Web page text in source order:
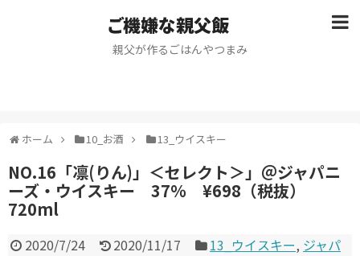
ご機嫌な親父飯
親父が作るごはんやつまみ
ホーム 10_お酒 13_ウイスキー
NO.16「凛(りん)」＜セレクト＞」＠ジャパニ
ーズ・ウイスキー 37％ ¥698（税抜）
720ml
2020/7/24 2020/11/17 13_ウイスキー, ジャパ